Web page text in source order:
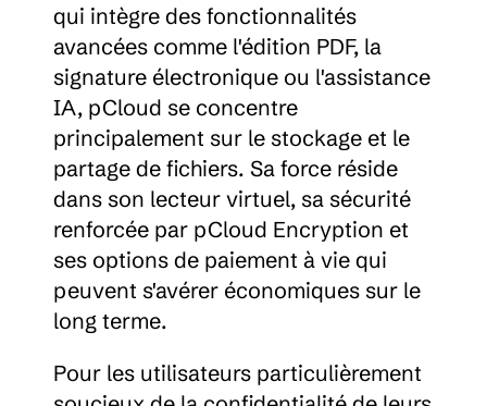
qui intègre des fonctionnalités
avancées comme l'édition PDF, la
signature électronique ou l'assistance
IA, pCloud se concentre
principalement sur le stockage et le
partage de fichiers. Sa force réside
dans son lecteur virtuel, sa sécurité
renforcée par pCloud Encryption et
ses options de paiement à vie qui
peuvent s'avérer économiques sur le
long terme.
Pour les utilisateurs particulièrement